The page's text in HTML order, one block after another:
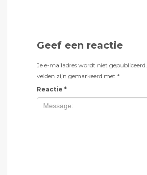
Geef een reactie
Je e-mailadres wordt niet gepubliceerd.
velden zijn gemarkeerd met *
Reactie *